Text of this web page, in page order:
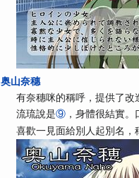
奥山奈穗
有奈穗咪的稱呼，提供了改
流琉說是⑨ ，身體很結實。
喜歡一見面給別人起別名，